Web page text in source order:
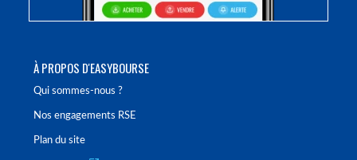
À PROPOS D'EASYBOURSE
Qui sommes-nous ?
Nos engagements RSE
Plan du site